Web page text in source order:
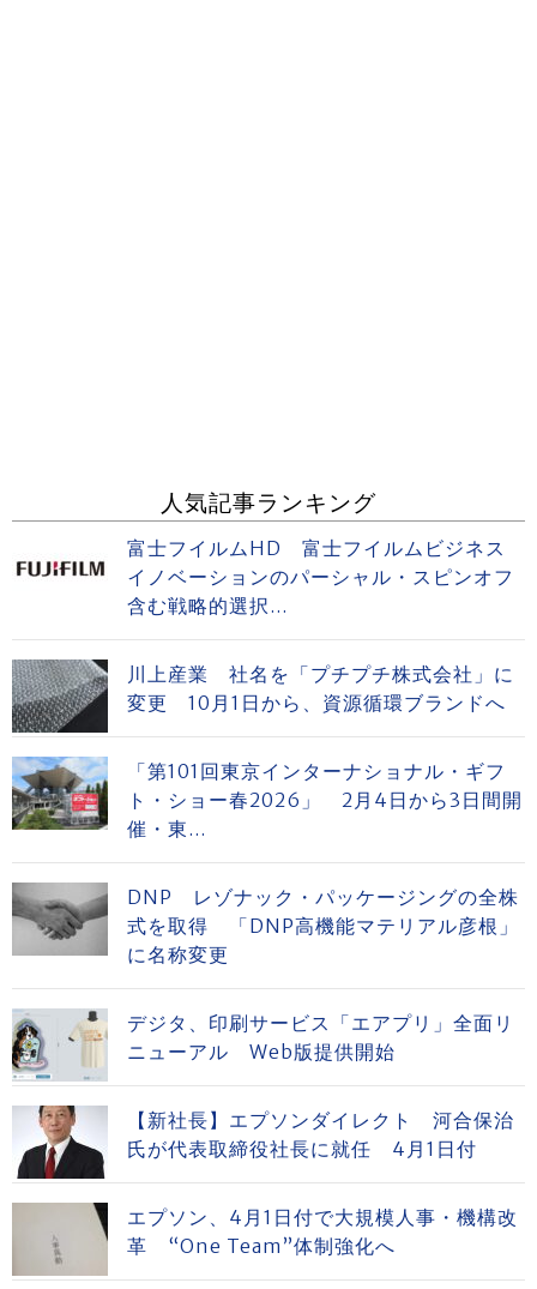
人気記事ランキング
富士フイルムHD 富士フイルムビジネス
イノベーションのパーシャル・スピンオフ
含む戦略的選択...
川上産業 社名を「プチプチ株式会社」に
変更 10月1日から、資源循環ブランドへ
「第101回東京インターナショナル・ギフ
ト・ショー春2026」 2月4日から3日間開
催・東...
DNP レゾナック・パッケージングの全株
式を取得 「DNP高機能マテリアル彦根」
に名称変更
デジタ、印刷サービス「エアプリ」全面リ
ニューアル Web版提供開始
【新社長】エプソンダイレクト 河合保治
氏が代表取締役社長に就任 4月1日付
エプソン、4月1日付で大規模人事・機構改
革 “One Team”体制強化へ